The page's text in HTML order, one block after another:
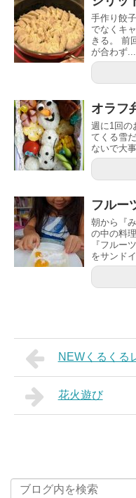
手作り餃
でなくキ
きる。 前
が合わず...
オラフ
週に1回の
てくる雪
ないで大
フルー
朝から『
の中の料
『フルー
をサンドイ
NEWくるくる
花火遊び